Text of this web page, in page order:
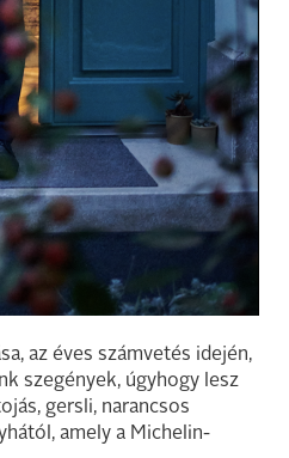
az éves számvetés idején,
szegények, úgyhogy lesz
gersli, narancsos
amely a Michelin-